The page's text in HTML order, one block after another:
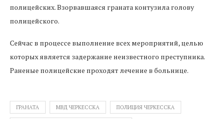
полицейских. Взорвавшаяся граната контузила голову
полицейского.
Сейчас в процессе выполнение всех мероприятий, целью
которых является задержание неизвестного преступника.
Раненые полицейские проходят лечение в больнице.
ГРАНАТА МВД ЧЕРКЕССКА ПОЛИЦИЯ ЧЕРКЕССКА